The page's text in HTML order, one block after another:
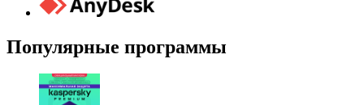
Популярные программы